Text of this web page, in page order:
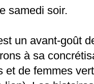
samedi soir.
un avant-goût
à sa
et de femmes